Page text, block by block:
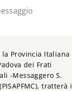
la Provincia Italiana
dei Frati
-Messaggero S.
tratterà i